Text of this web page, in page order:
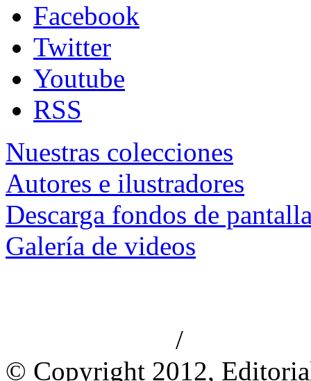
Facebook
Twitter
Youtube
RSS
Nuestras colecciones
Autores e ilustradores
Descarga fondos de
Galería de videos
/
© Copyright 2012,